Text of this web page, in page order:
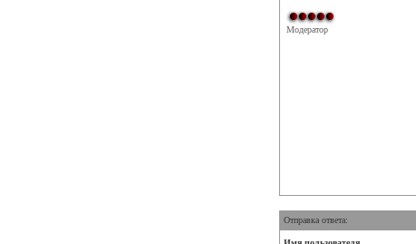
Модератор
Отправка ответа: